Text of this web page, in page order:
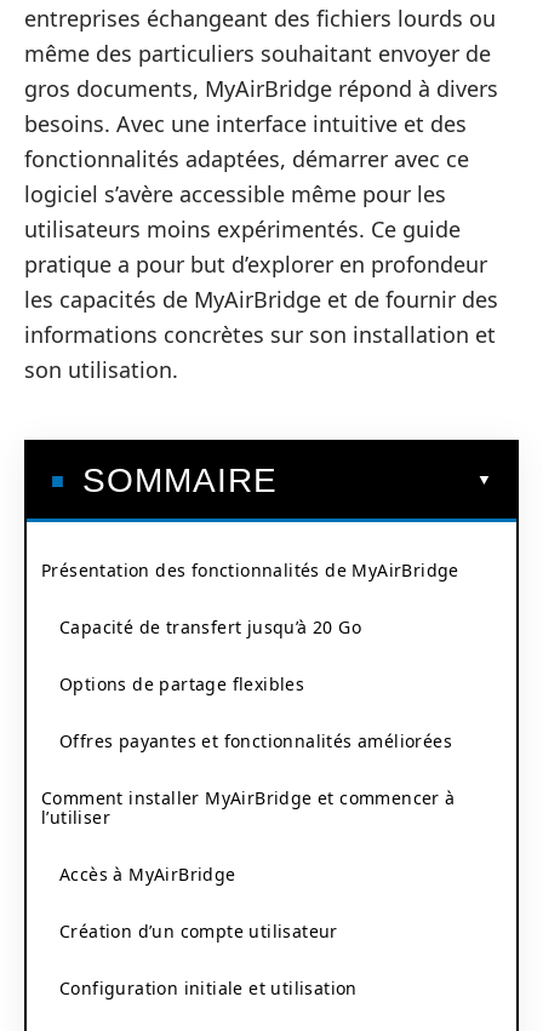
entreprises échangeant des fichiers lourds ou
même des particuliers souhaitant envoyer de
gros documents, MyAirBridge répond à divers
besoins. Avec une interface intuitive et des
fonctionnalités adaptées, démarrer avec ce
logiciel s’avère accessible même pour les
utilisateurs moins expérimentés. Ce guide
pratique a pour but d’explorer en profondeur
les capacités de MyAirBridge et de fournir des
informations concrètes sur son installation et
son utilisation.
SOMMAIRE
Présentation des fonctionnalités de MyAirBridge
Capacité de transfert jusqu’à 20 Go
Options de partage flexibles
Offres payantes et fonctionnalités améliorées
Comment installer MyAirBridge et commencer à
l’utiliser
Accès à MyAirBridge
Création d’un compte utilisateur
Configuration initiale et utilisation